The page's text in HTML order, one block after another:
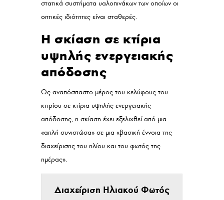
στατικά συστήματα υαλοπινάκων των οποίων οι
οπτικές ιδιότητες είναι σταθερές.
Η σκίαση σε κτίρια
υψηλής ενεργειακής
απόδοσης
Ως αναπόσπαστο μέρος του κελύφους του
κτιρίου σε κτίρια υψηλής ενεργειακής
απόδοσης, η σκίαση έχει εξελιχθεί από μια
«απλή συνιστώσα» σε μια «βασική έννοια της
διαχείρισης του ηλίου και του φωτός της
ημέρας».
Διαχείριση Ηλιακού Φωτός